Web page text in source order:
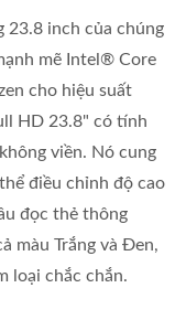
23.8 inch của chúng
mẽ Intel® Core
cho hiệu suất
HD 23.8" có tính
viền. Nó cung
điều chỉnh độ cao
đọc thẻ thông
màu Trắng và Đen,
loại chắc chắn.